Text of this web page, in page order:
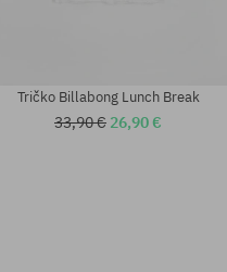
Tričko Billabong Lunch Break
33,90 € 26,90 €